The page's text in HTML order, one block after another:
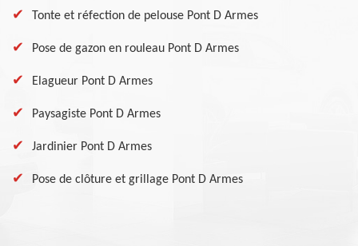
Tonte et réfection de pelouse Pont D Armes
Pose de gazon en rouleau Pont D Armes
Elagueur Pont D Armes
Paysagiste Pont D Armes
Jardinier Pont D Armes
Pose de clôture et grillage Pont D Armes